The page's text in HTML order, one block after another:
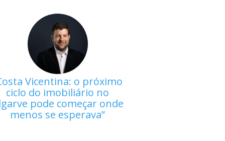
Vicentina: o próximo
ciclo do imobiliário no
pode começar onde
menos se esperava